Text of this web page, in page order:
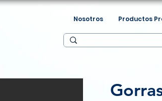
Nosotros Productos